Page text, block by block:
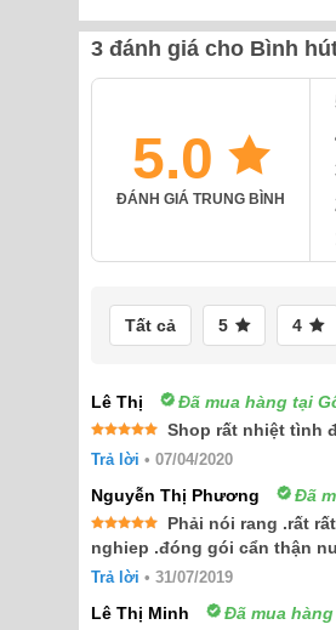
3 đánh giá cho Bình
5.0
ĐÁNH GIÁ TRUNG BÌNH
Tất cả 5 4
Lê Thị Đã mua hàng tại
Được xếp
hạng55
Shop rất nhiệt tình
Trả lời • 07/04/2020
Nguyễn Thị Phương Đã
Được xếp
hạng55
sao
Phải nói rang .rất
nghiep .đóng gói cẩn thận
Trả lời • 31/07/2019
Lê Thị Minh Đã mua